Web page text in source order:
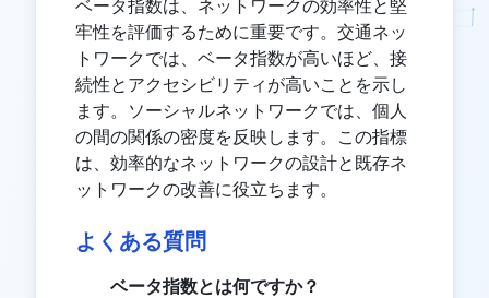
ベータ指数は、ネットワークの効率性と堅
牢性を評価するために重要です。交通ネッ
トワークでは、ベータ指数が高いほど、接
続性とアクセシビリティが高いことを示し
ます。ソーシャルネットワークでは、個人
の間の関係の密度を反映します。この指標
は、効率的なネットワークの設計と既存ネ
ットワークの改善に役立ちます。
よくある質問
ベータ指数とは何ですか？